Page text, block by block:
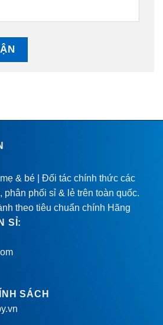
& bé | Đối tác chính thức các
phối sỉ & lẻ trên toàn quốc.
theo tiêu chuẩn chính Hãng
SỈ:
SÁCH